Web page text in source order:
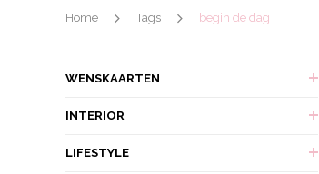
Home Tags begin de dag
WENSKAARTEN
INTERIOR
LIFESTYLE